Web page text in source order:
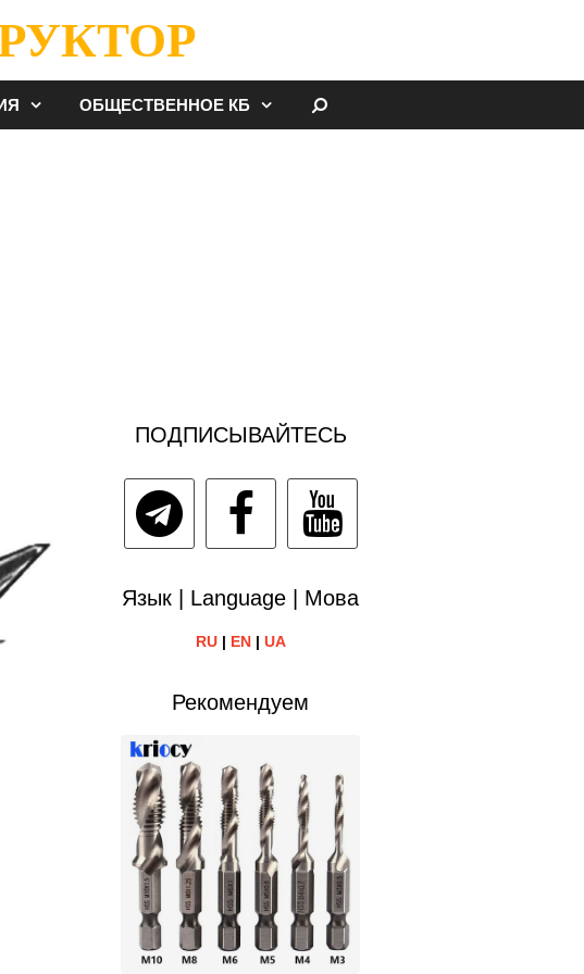
ОБЩЕСТВЕННОЕ КБ
ПОДПИСЫВАЙТЕСЬ
Язык | Language | Мова
RU| EN| UA
Рекомендуем